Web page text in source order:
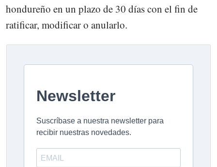
hondureño en un plazo de 30 días con el fin de
ratificar, modificar o anularlo.